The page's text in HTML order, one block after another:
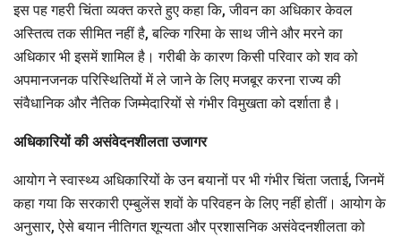
इस पह गहरी चिंता व्यक्त करते हुए कहा कि, जीवन का अधिकार केवल
अस्तित्व तक सीमित नहीं है, बल्कि गरिमा के साथ जीने और मरने का
अधिकार भी इसमें शामिल है। गरीबी के कारण किसी परिवार को शव को
अपमानजनक परिस्थितियों में ले जाने के लिए मजबूर करना राज्य की
संवैधानिक और नैतिक जिम्मेदारियों से गंभीर विमुखता को दर्शाता है।
अधिकारियों की असंवेदनशीलता उजागर
आयोग ने स्वास्थ्य अधिकारियों के उन बयानों पर भी गंभीर चिंता जताई, जिनमें
कहा गया कि सरकारी एम्बुलेंस शवों के परिवहन के लिए नहीं होतीं। आयोग के
अनुसार, ऐसे बयान नीतिगत शून्यता और प्रशासनिक असंवेदनशीलता को